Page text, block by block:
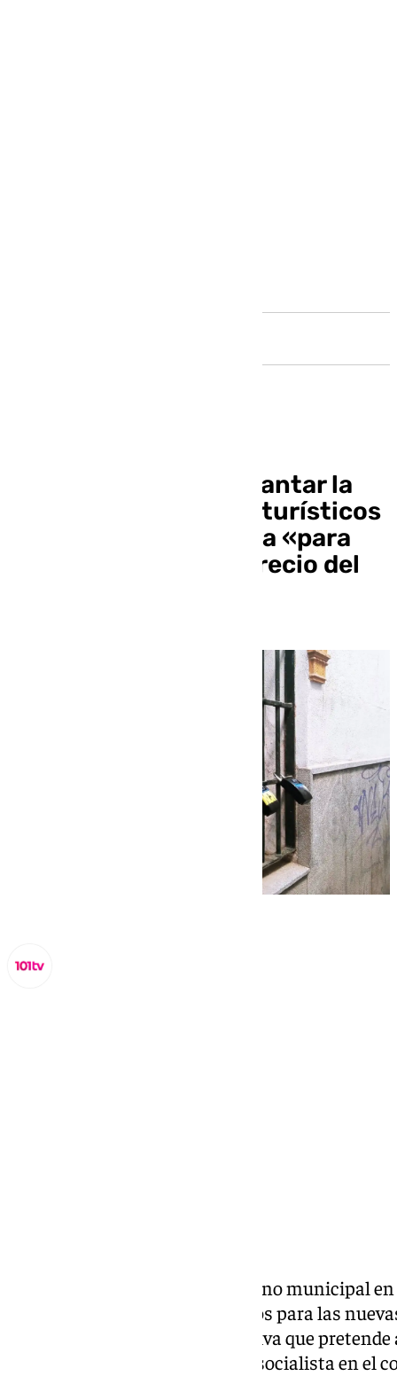
El PSOE reclama implantar la
moratoria a los pisos turísticos
que permitirá la Junta «para
frenar la subida del precio del
El PSOE de Sevilla pide al gobierno municipal
aplique la moratoria de tres años para las
acogiéndose a la nueva normativa que
Así lo ha asegurado el concejal socialista en el